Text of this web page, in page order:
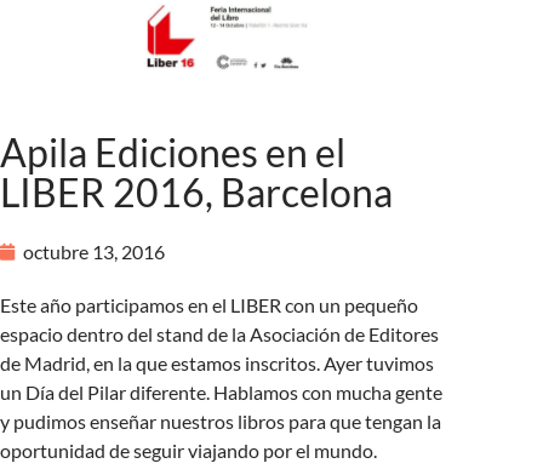
Apila Ediciones en el
LIBER 2016, Barcelona
octubre 13, 2016
Este año participamos en el LIBER con un pequeño
espacio dentro del stand de la Asociación de Editores
de Madrid, en la que estamos inscritos. Ayer tuvimos
un Día del Pilar diferente. Hablamos con mucha gente
y pudimos enseñar nuestros libros para que tengan la
oportunidad de seguir viajando por el mundo.